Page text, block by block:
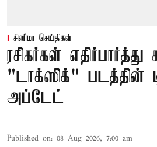
சினிமா செய்திகள்
ரசிகர்கள் எதிர்பார்த்து
"டாக்ஸிக்" படத்தின்
அப்டேட்
Published on: 08 Aug 2026, 7:00 am